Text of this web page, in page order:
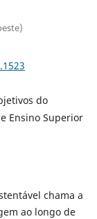
do
Ensino Superior
chama a
ao longo de